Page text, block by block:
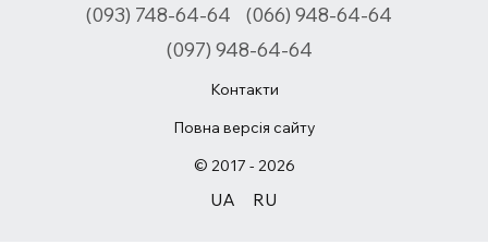
(093) 748-64-64
(066) 948-64-64
(097) 948-64-64
Контакти
Повна версія сайту
© 2017 - 2026
UA RU